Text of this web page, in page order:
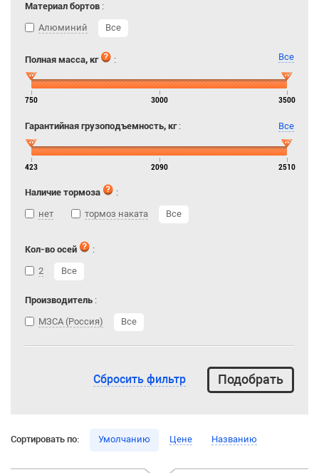
Материал бортов :
Алюминий
Все
Полная масса, кг : Все
750 3000 3500
Гарантийная грузоподъемность, кг: Все
423 2090 2510
Наличие тормоза
:
нет
тормоз наката Все
Кол-во осей
:
2
Все
Производитель :
МЗСА (Россия)
Все
Сбросить фильтр
Сортировать по: Умолчанию Цене Названию